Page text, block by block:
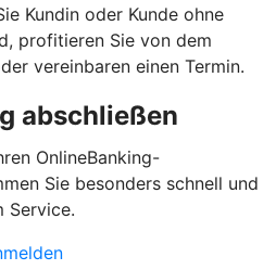
Kundin oder Kunde ohne
profitieren Sie von dem
vereinbaren einen Termin.
abschließen
OnlineBanking-
Sie besonders schnell und
Service.